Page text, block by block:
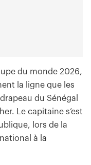
du monde 2026,
la ligne que les
du Sénégal
Le capitaine s’est
lors de la
à la